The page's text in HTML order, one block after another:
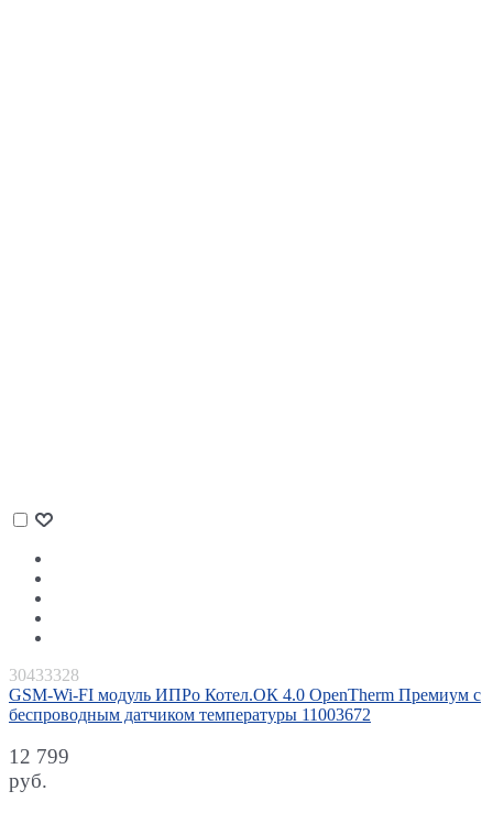
30433328
GSM-Wi-FI модуль ИПРо Котел.ОК 4.0 OpenTherm Премиум с
беспроводным датчиком температуры 11003672
12 799
руб.